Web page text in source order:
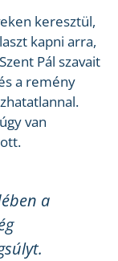
keresztül,
kapni arra,
Pál szavait
a remény
van
a